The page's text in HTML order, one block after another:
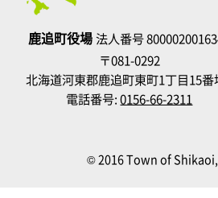
鹿追町役場法人番号
〒081-0292
北海道河東郡鹿追町東町1丁目15番
電話番号:0156-66-2311
© 2016 Town of